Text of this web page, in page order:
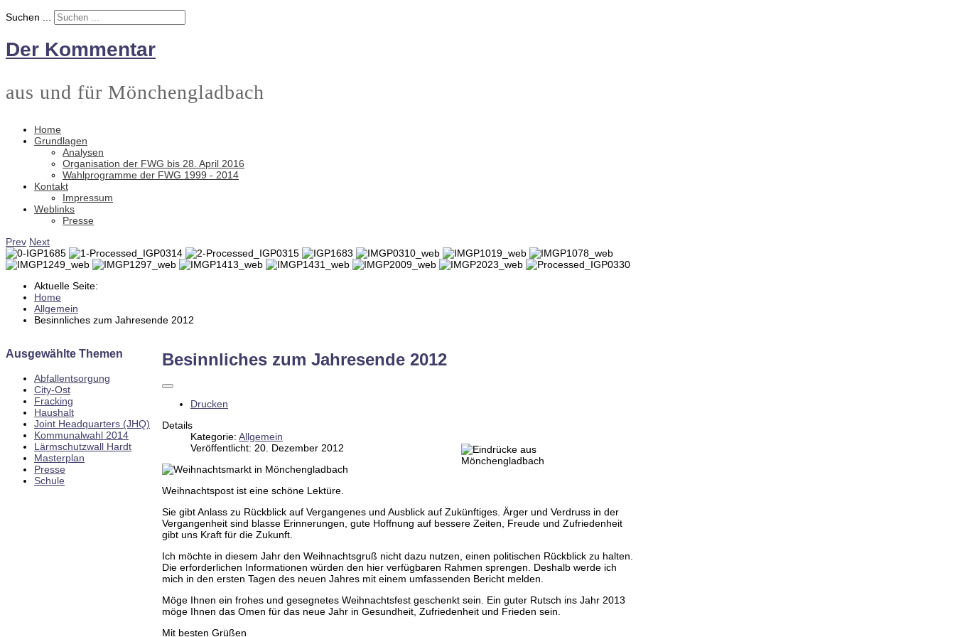
Suchen ...
Der Kommentar
aus und für Mönchengladbach
Home
Grundlagen
Analysen
Organisation der FWG bis 28. April 2016
Wahlprogramme der FWG 1999 - 2014
Kontakt
Impressum
Weblinks
Presse
Prev Next
Aktuelle Seite:
Home
Allgemein
Besinnliches zum Jahresende 2012
Ausgewählte Themen
Abfallentsorgung
City-Ost
Fracking
Haushalt
Joint Headquarters (JHQ)
Kommunalwahl 2014
Lärmschutzwall Hardt
Masterplan
Presse
Schule
Besinnliches zum Jahresende 2012
Drucken
Details
Kategorie: Allgemein
Veröffentlicht: 20. Dezember 2012
Weihnachtspost ist eine schöne Lektüre.
Sie gibt Anlass zu Rückblick auf Vergangenes und Ausblick auf Zukünftiges. Ärger und Verdruss in der
Vergangenheit sind blasse Erinnerungen, gute Hoffnung auf bessere Zeiten, Freude und Zufriedenheit
gibt uns Kraft für die Zukunft.
Ich möchte in diesem Jahr den Weihnachtsgruß nicht dazu nutzen, einen politischen Rückblick zu halten.
Die erforderlichen Informationen würden den hier verfügbaren Rahmen sprengen. Deshalb werde ich
mich in den ersten Tagen des neuen Jahres mit einem umfassenden Bericht melden.
Möge Ihnen ein frohes und gesegnetes Weihnachtsfest geschenkt sein. Ein guter Rutsch ins Jahr 2013
möge Ihnen das Omen für das neue Jahr in Gesundheit, Zufriedenheit und Frieden sein.
Mit besten Grüßen